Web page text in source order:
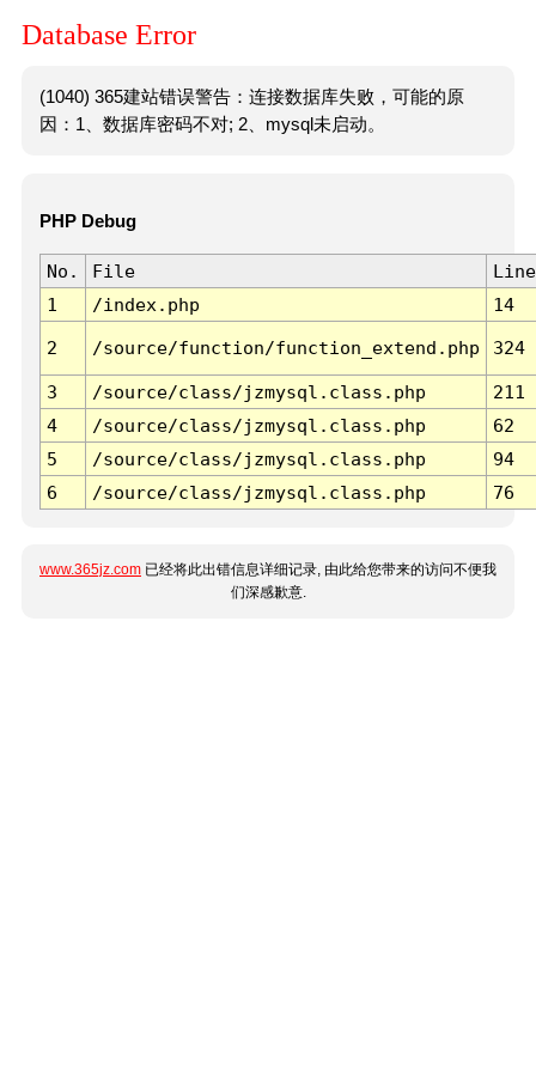
Database Error
(1040) 365建站错误警告：连接数据库失败，可能的原
因：1、数据库密码不对; 2、mysql未启动。
PHP Debug
No. File
Line
1
/index.php 14
2 /source/function/function_extend.php 324
3 /source/class/jzmysql.class.php
211
4
/source/class/jzmysql.class.php
62
5
/source/class/jzmysql.class.php
94
6
/source/class/jzmysql.class.php 76
www.365jz.com 已经将此出错信息详细记录, 由此给您带来的访问不便我
们深感歉意.